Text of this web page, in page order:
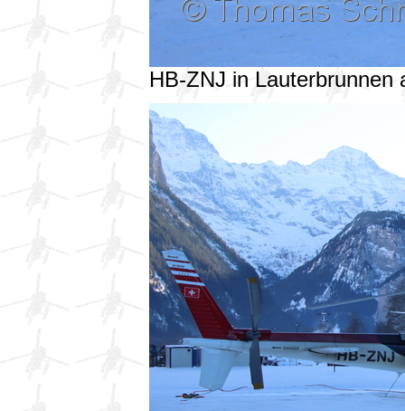
HB-ZNJ in